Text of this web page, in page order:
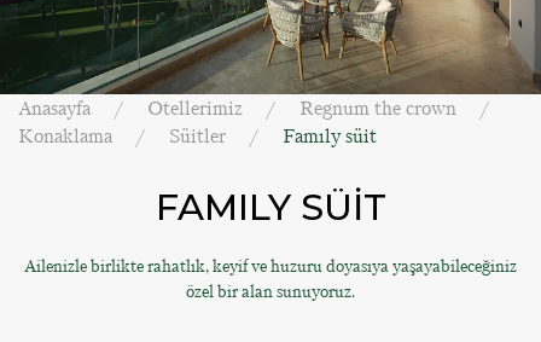
Anasayfa Otellerimiz
Regnum the crown
Konaklama
Süitler Famıly süit
FAMILY SÜİT
Ailenizle birlikte rahatlık, keyif ve huzuru doyasıya yaşayabileceğiniz
özel bir alan sunuyoruz.